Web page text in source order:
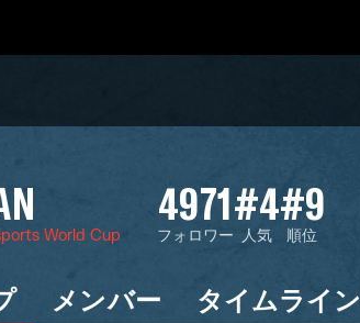
World Cup
4971
フォロワー
#4
人気
#9
順位
メンバー タイムライン